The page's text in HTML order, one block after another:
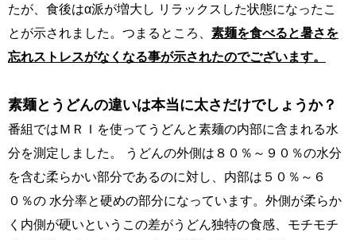
たが、食後はα派が増大し リラックスした状態になったこ
とが示されました。つまるところ、 素麺を食べると暑さを
忘れストレスがなくなる事が示されたのでございます。
素麺とうどんの違いは本当に太さだけでしょうか？
番組ではＭＲＩを使ってうどんと素麺の内部に含まれる水
分を測定しました。 うどんの外側は８０％～９０％の水分
を含む柔らかい部分であるのに対し、内部は５０％～６
０％の 水分率と硬めの部分になっています。外側が柔らか
く内側が硬いというこの差がうどん独特の食感、モチモチ